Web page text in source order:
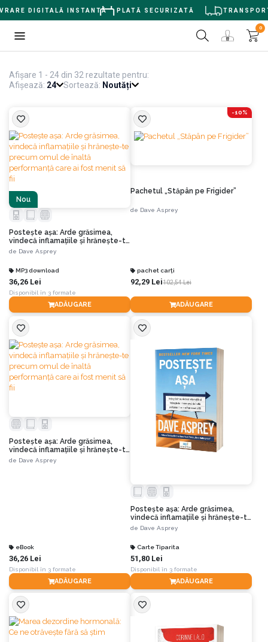
DIGITALĂ INSTANTĂ PLATĂ SECURIZATĂ TRANSPORT
0
Afișare 1 - 24 din 32 rezultate pentru:
Afișează: 24 Sortează: Noutăți
Nou
Postește așa: Arde grăsimea,
vindecă inflamațiile și hrănește-te
precum omul de înaltă
de Dave Asprey
MP3 download
36,26 Lei
Disponibil în 3 formate
ADĂUGARE
-10%
Pachetul „Stăpân pe Frigider”
de Dave Asprey
pachet carți
92,29 Lei102,54 Lei
ADĂUGARE
Postește așa: Arde grăsimea,
vindecă inflamațiile și hrănește-te
precum omul de înaltă
de Dave Asprey
eBook
36,26 Lei
Disponibil în 3 formate
ADĂUGARE
Postește așa: Arde grăsimea,
vindecă inflamațiile și hrănește-te
precum omul de înaltă
de Dave Asprey
Carte Tiparita
51,80 Lei
Disponibil în 3 formate
ADĂUGARE